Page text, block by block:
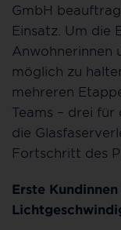
GmbH
Einsatz. Um die
Anwohnerinnen
möglich zu
mehreren
Teams – drei für
die
Fortschritt des
Erste